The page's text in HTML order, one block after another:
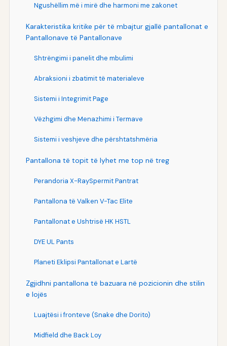
Ngushëllim më i mirë dhe harmoni me zakonet
Karakteristika kritike për të mbajtur gjallë pantallonat e
Pantallonave të Pantallonave
Shtrëngimi i panelit dhe mbulimi
Abraksioni i zbatimit të materialeve
Sistemi i Integrimit Page
Vëzhgimi dhe Menazhimi i Termave
Sistemi i veshjeve dhe përshtatshmëria
Pantallona të topit të lyhet me top në treg
Perandoria X-RaySpermit Pantrat
Pantallona të Valken V-Tac Elite
Pantallonat e Ushtrisë HK HSTL
DYE UL Pants
Planeti Eklipsi Pantallonat e Lartë
Zgjidhni pantallona të bazuara në pozicionin dhe stilin
e lojës
Luajtësi i fronteve (Snake dhe Dorito)
Midfield dhe Back Loy